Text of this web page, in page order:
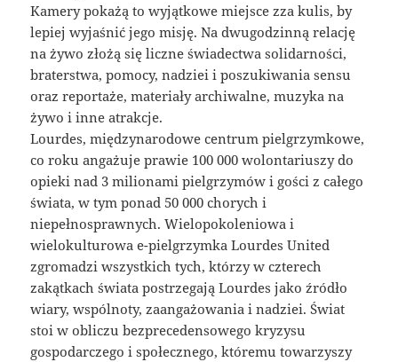
Kamery pokażą to wyjątkowe miejsce zza kulis, by
lepiej wyjaśnić jego misję. Na dwugodzinną relację
na żywo złożą się liczne świadectwa solidarności,
braterstwa, pomocy, nadziei i poszukiwania sensu
oraz reportaże, materiały archiwalne, muzyka na
żywo i inne atrakcje.
Lourdes, międzynarodowe centrum pielgrzymkowe,
co roku angażuje prawie 100 000 wolontariuszy do
opieki nad 3 milionami pielgrzymów i gości z całego
świata, w tym ponad 50 000 chorych i
niepełnosprawnych. Wielopokoleniowa i
wielokulturowa e-pielgrzymka Lourdes United
zgromadzi wszystkich tych, którzy w czterech
zakątkach świata postrzegają Lourdes jako źródło
wiary, wspólnoty, zaangażowania i nadziei. Świat
stoi w obliczu bezprecedensowego kryzysu
gospodarczego i społecznego, któremu towarzyszy